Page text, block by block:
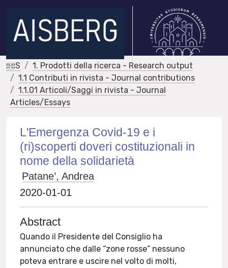
IRIS
1. Prodotti della ricerca - Research output
1.1 Contributi in rivista - Journal contributions
1.1.01 Articoli/Saggi in rivista - Journal
Articles/Essays
L'Emergenza Covid-19 e i
(ri)scoperti doveri costituzionali in
nome della solidarietà
Patane’, Andrea
2020-01-01
Abstract
Quando il Presidente del Consiglio ha
annunciato che dalle “zone rosse” nessuno
poteva entrare e uscire nel volto di molti,